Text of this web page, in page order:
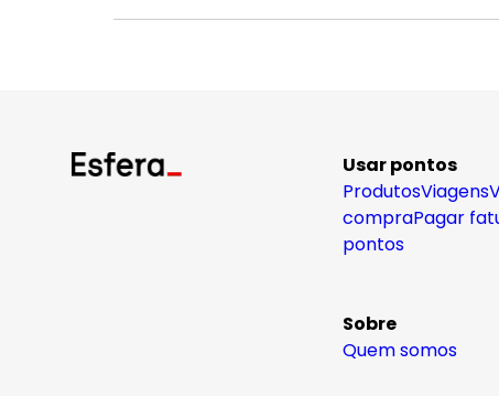
Usar pontos
ProdutosViagens
compraPagar
pontos
Sobre
Quem somos